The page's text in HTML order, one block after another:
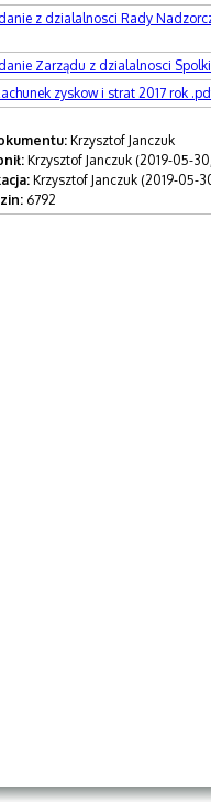
z dzialalnosci Rady
Zarządu z dzialalnosci
zyskow i strat 2017 rok
Krzysztof Janczuk
Krzysztof Janczuk (2019-05-
Krzysztof Janczuk (2019-05-
6792